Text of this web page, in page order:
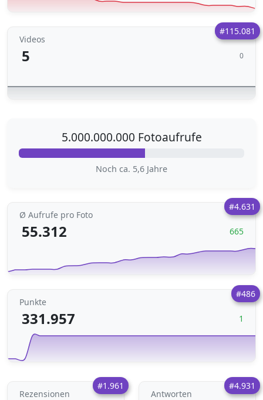
#115.081
Videos
5 0
5.000.000.000 Fotoaufrufe
Noch ca. 5,6 Jahre
#4.631
Ø Aufrufe pro Foto
55.312 665
#486
Punkte
331.957 1
#1.961
Rezensionen
#4.931
Antworten